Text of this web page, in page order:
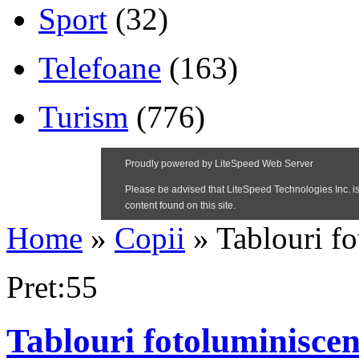
Sport (32)
Telefoane (163)
Turism (776)
Home » Copii » Tablouri
Pret:55
Tablouri